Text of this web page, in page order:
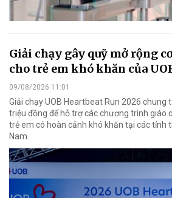
Giải chạy gây quỹ mở rộng
cho trẻ em khó khăn của
09/08/2026 11:01
Giải chạy UOB Heartbeat Run 2026 chung
triệu đồng để hỗ trợ các chương trình giáo
trẻ em có hoàn cảnh khó khăn tại các tỉnh
Nam.